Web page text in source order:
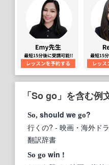
「So go」を含む例
So, should we go?
行くの? - 映画・海外ド
翻訳辞書
So go win !